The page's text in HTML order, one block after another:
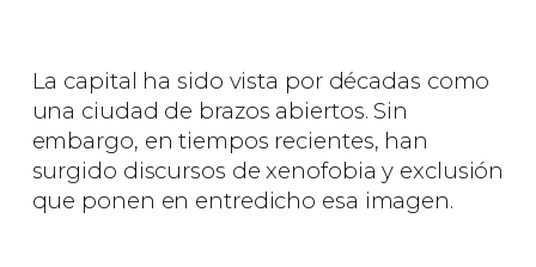
La capital ha sido vista por décadas como
una ciudad de brazos abiertos. Sin
embargo, en tiempos recientes, han
surgido discursos de xenofobia y exclusión
que ponen en entredicho esa imagen.